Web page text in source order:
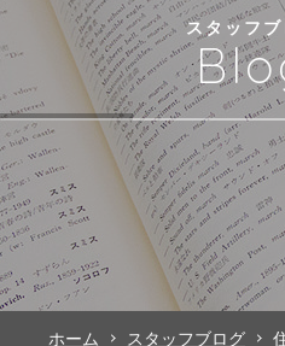
スタッフ
ホーム スタッフブログ